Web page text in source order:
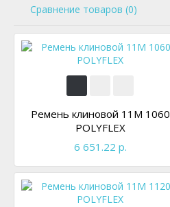
Сравнение товаров (0)
Ремень клиновой 11M 1060
POLYFLEX
6 651.22 р.